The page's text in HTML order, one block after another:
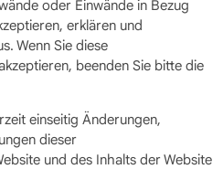
oder Einwände in Bezug
erklären und
Wenn Sie diese
beenden Sie bitte die
einseitig Änderungen,
dieser
und des Inhalts der Website